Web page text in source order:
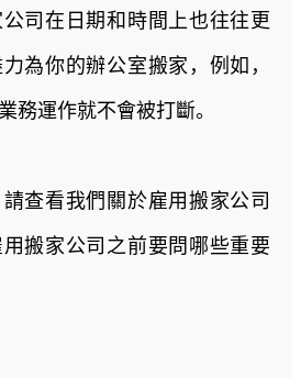
司在日期和時間上也往往更
為你的辦公室搬家，例如，
務運作就不會被打斷。
查看我們關於雇用搬家公司
搬家公司之前要問哪些重要